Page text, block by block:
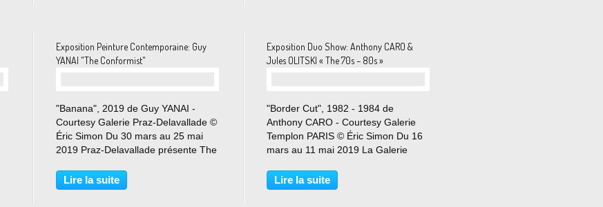
Exposition Peinture Contemporaine: Guy
YANAI "The Conformist"
"Banana", 2019 de Guy YANAI -
Courtesy Galerie Praz-Delavallade ©
Éric Simon Du 30 mars au 25 mai
2019 Praz-Delavallade présente The
personnelle de l’artiste avec la
galerie après celle de Los Angeles.
Lire la suite
Exposition Duo Show: Anthony CARO &
Jules OLITSKI « The 70s – 80s »
"Border Cut", 1982 - 1984 de
Anthony CARO - Courtesy Galerie
Templon PARIS © Éric Simon Du 16
mars au 11 mai 2019 La Galerie
Anthony Caro (1924-2013), pionnier
de la sculpture abstraite, et Jules
Lire la suite